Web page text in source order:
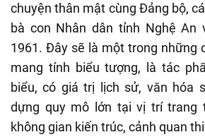
chuyện thân mật cùng Đảng bộ,
bà con Nhân dân tỉnh Nghệ An
1961. Đây sẽ là một trong những
mang tính biểu tượng, là tác
biểu, có giá trị lịch sử, văn hóa
dựng quy mô lớn tại vị trí trang
không gian kiến trúc, cảnh quan